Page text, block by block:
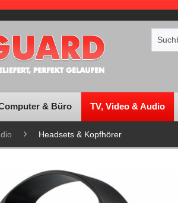
& Büro TV, Video & Audio
Headsets & Kopfhörer